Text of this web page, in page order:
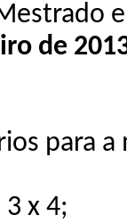
de
para a
x 4;